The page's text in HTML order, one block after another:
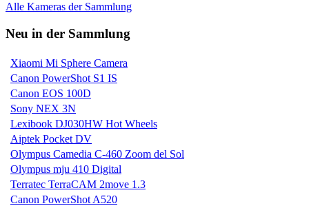
Alle Kameras der Sammlung
Neu in der Sammlung
Xiaomi Mi Sphere Camera
Canon PowerShot S1 IS
Canon EOS 100D
Sony NEX 3N
Lexibook DJ030HW Hot Wheels
Aiptek Pocket DV
Olympus Camedia C-460 Zoom del Sol
Olympus mju 410 Digital
Terratec TerraCAM 2move 1.3
Canon PowerShot A520